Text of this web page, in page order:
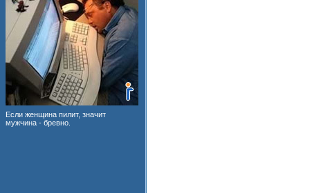
Если женщина пилит, значит
мужчина - бревно.